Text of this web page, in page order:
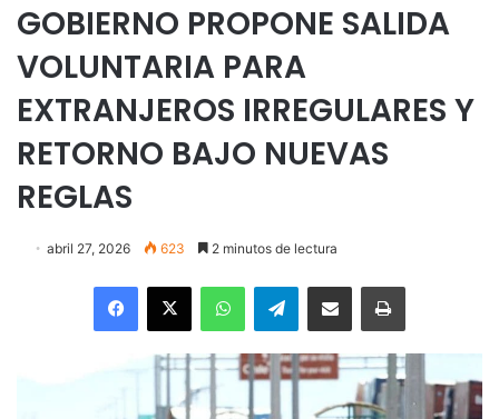
GOBIERNO PROPONE SALIDA
VOLUNTARIA PARA
EXTRANJEROS IRREGULARES Y
RETORNO BAJO NUEVAS
REGLAS
abril 27, 2026 623 2 minutos de lectura
Facebook
X WhatsAppTelegramEnviar vía email Imprimir